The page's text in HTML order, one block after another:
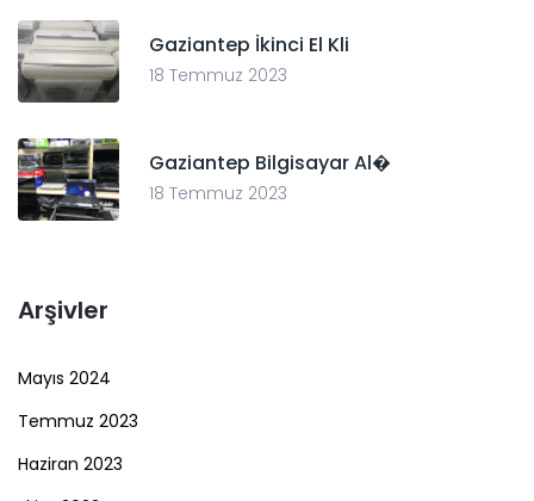
Gaziantep İkinci El Kli
18 Temmuz 2023
Gaziantep Bilgisayar Al�
18 Temmuz 2023
Arşivler
Mayıs 2024
Temmuz 2023
Haziran 2023